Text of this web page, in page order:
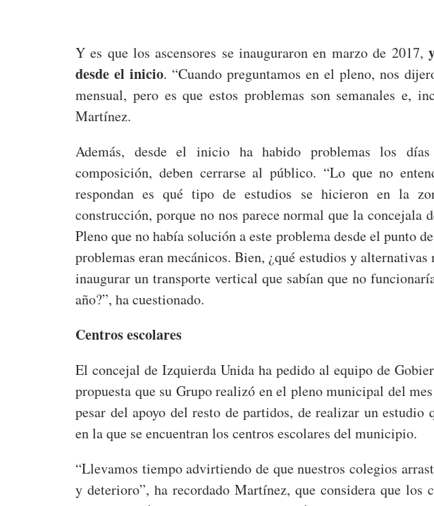
Y es que los ascensores se inauguraron en marzo de 2017,
desde el inicio. “Cuando preguntamos en el pleno, nos
mensual, pero es que estos problemas son semanales e,
Martínez.
Además, desde el inicio ha habido problemas los
composición, deben cerrarse al público. “Lo que no
respondan es qué tipo de estudios se hicieron en la
construcción, porque no nos parece normal que la concejala
Pleno que no había solución a este problema desde el punto
problemas eran mecánicos. Bien, ¿qué estudios y alternativas
inaugurar un transporte vertical que sabían que no
año?”, ha cuestionado.
Centros escolares
El concejal de Izquierda Unida ha pedido al equipo de
propuesta que su Grupo realizó en el pleno municipal del
pesar del apoyo del resto de partidos, de realizar un estudio
en la que se encuentran los centros escolares del municipio.
“Llevamos tiempo advirtiendo de que nuestros colegios
y deterioro”, ha recordado Martínez, que considera que los